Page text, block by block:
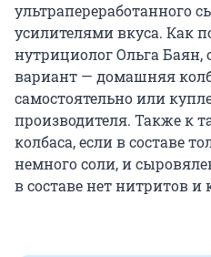
ультрапереработанного
усилителями вкуса. Как
нутрициолог Ольга Баян,
вариант — домашняя
самостоятельно или
производителя. Также к
колбаса, если в составе
немного соли, и
в составе нет нитритов и